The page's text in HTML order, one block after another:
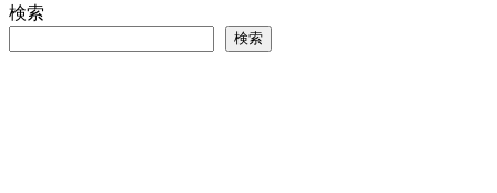
検索
検索